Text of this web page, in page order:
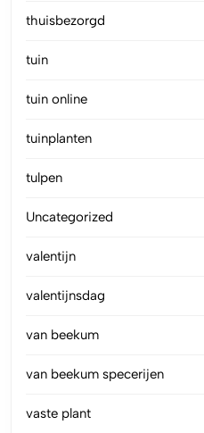
thuisbezorgd
tuin
tuin online
tuinplanten
tulpen
Uncategorized
valentijn
valentijnsdag
van beekum
van beekum specerijen
vaste plant